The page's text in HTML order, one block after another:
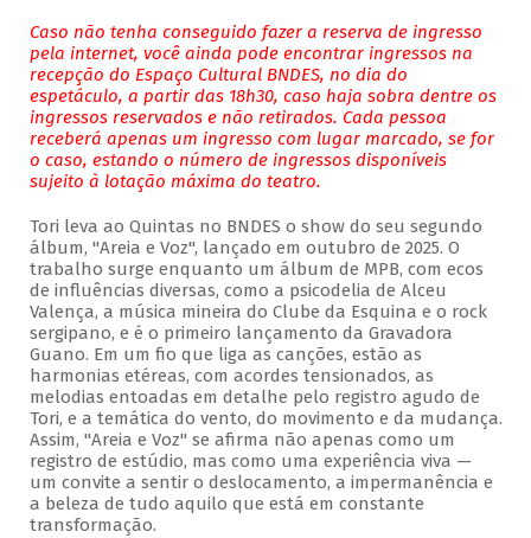
Caso não tenha conseguido fazer a reserva de ingresso
pela internet, você ainda pode encontrar ingressos na
recepção do Espaço Cultural BNDES, no dia do
espetáculo, a partir das 18h30, caso haja sobra dentre os
ingressos reservados e não retirados. Cada pessoa
receberá apenas um ingresso com lugar marcado, se for
o caso, estando o número de ingressos disponíveis
sujeito à lotação máxima do teatro.
Tori leva ao Quintas no BNDES o show do seu segundo
álbum, "Areia e Voz", lançado em outubro de 2025. O
trabalho surge enquanto um álbum de MPB, com ecos
de influências diversas, como a psicodelia de Alceu
Valença, a música mineira do Clube da Esquina e o rock
sergipano, e é o primeiro lançamento da Gravadora
Guano. Em um fio que liga as canções, estão as
harmonias etéreas, com acordes tensionados, as
melodias entoadas em detalhe pelo registro agudo de
Tori, e a temática do vento, do movimento e da mudança.
Assim, "Areia e Voz" se afirma não apenas como um
registro de estúdio, mas como uma experiência viva —
um convite a sentir o deslocamento, a impermanência e
a beleza de tudo aquilo que está em constante
transformação.